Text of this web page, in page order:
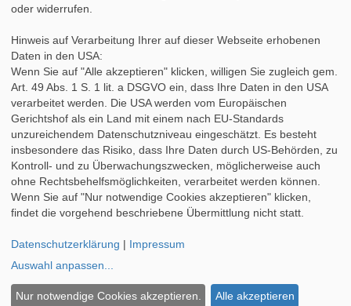
DISCLAIMER|DEZIDIERTER
Copyright WP-Theme 2015@nicolas-van
oder widerrufen.
Hinweis auf Verarbeitung Ihrer auf dieser Webseite erhobenen
Daten in den USA:
Wenn Sie auf "Alle akzeptieren" klicken, willigen Sie zugleich gem.
Art. 49 Abs. 1 S. 1 lit. a DSGVO ein, dass Ihre Daten in den USA
verarbeitet werden. Die USA werden vom Europäischen
Gerichtshof als ein Land mit einem nach EU-Standards
unzureichendem Datenschutzniveau eingeschätzt. Es besteht
insbesondere das Risiko, dass Ihre Daten durch US-Behörden, zu
Kontroll- und zu Überwachungszwecken, möglicherweise auch
ohne Rechtsbehelfsmöglichkeiten, verarbeitet werden können.
Wenn Sie auf "Nur notwendige Cookies akzeptieren" klicken,
findet die vorgehend beschriebene Übermittlung nicht statt.
Datenschutzerklärung | Impressum
Auswahl anpassen
Nur notwendige Cookies akzeptieren. Alle akzeptieren